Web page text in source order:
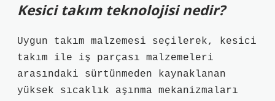
Kesici takım teknolojisi nedir?
Uygun takım malzemesi seçilerek, kesici
takım ile iş parçası malzemeleri
arasındaki sürtünmeden kaynaklanan
yüksek sıcaklık aşınma mekanizmaları